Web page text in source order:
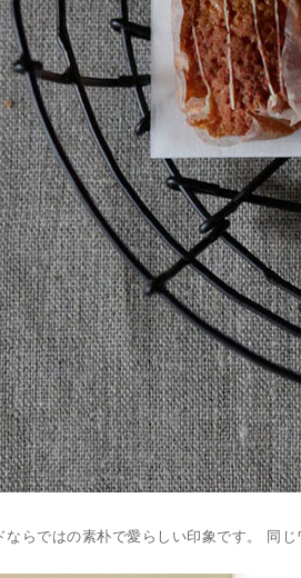
ならではの素朴で愛らしい印象です。 同